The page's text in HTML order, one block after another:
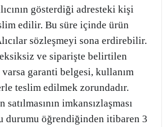
gösterdiği adresteki kişi
edilir. Bu süre içinde ürün
sözleşmeyi sona erdirebilir.
eksiksiz ve siparişte belirtilen
garanti belgesi, kullanım
teslim edilmek zorundadır.
satılmasının imkansızlaşması
durumu öğrendiğinden itibaren 3